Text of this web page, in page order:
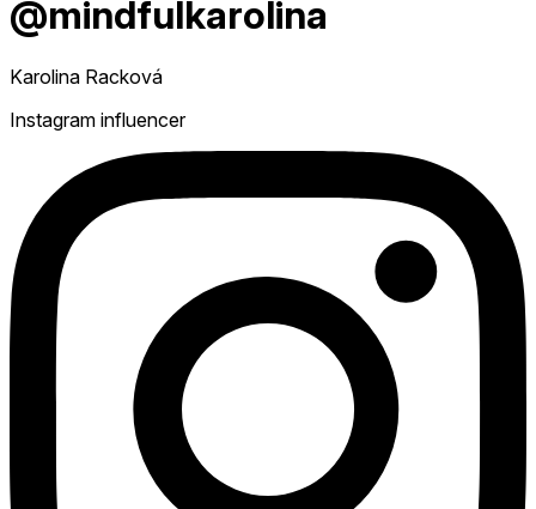
@mindfulkarolina
Karolina Racková
Instagram influencer